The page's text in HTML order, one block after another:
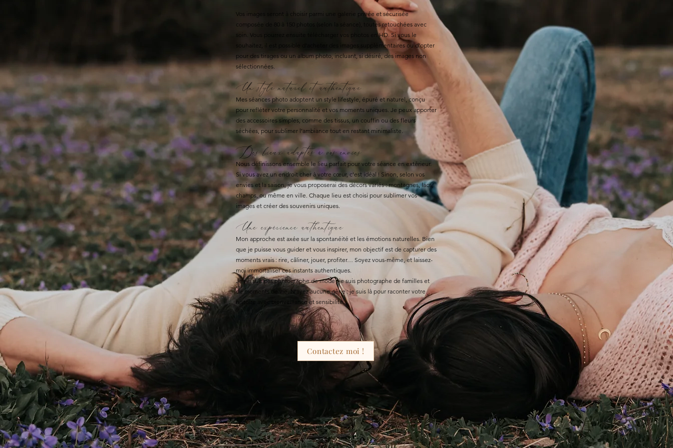
Vos images seront à choisir parmi une galerie privée et sécurisée
composée de 80 à 150 photos (selon la séance), toutes retouchées avec
soin. Vous pourrez ensuite télécharger vos photos en HD. Si vous le
souhaitez, il est possible d’acheter des images supplémentaires ou d’opter
pour des tirages ou un album photo, incluant, si désiré, des images non
sélectionnées.
Un style naturel et authentique
Mes séances photo adoptent un style lifestyle, épuré et naturel, conçu
pour refléter votre personnalité et vos moments uniques. Je peux apporter
des accessoires simples, comme des tissus, un couffin ou des fleurs
séchées, pour sublimer l’ambiance tout en restant minimaliste.
Des lieux adaptés à vos envies
Nous définissons ensemble le lieu parfait pour votre séance en extérieur.
Si vous avez un endroit cher à votre cœur, c’est idéal ! Sinon, selon vos
envies et la saison, je vous proposerai des décors variés : montagnes, lacs,
champs, ou même en ville. Chaque lieu est choisi pour sublimer vos
images et créer des souvenirs uniques.
Une expérience authentique
Mon approche est axée sur la spontanéité et les émotions naturelles. Bien
que je puisse vous guider et vous inspirer, mon objectif est de capturer des
moments vrais : rire, câliner, jouer, profiter… Soyez vous-même, et laissez-
moi immortaliser ces instants authentiques.
Je ne suis pas photographe de mode ; je suis photographe de familles et
de moments de vie. N'ayez aucune gêne : je suis là pour raconter votre
histoire avec bienveillance et sensibilité.
Contactez moi !